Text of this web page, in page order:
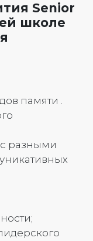
Senior
школе
памяти .
разными